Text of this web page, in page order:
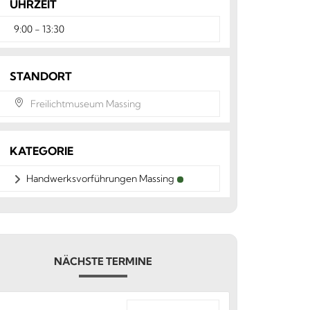
UHRZEIT
9:00 - 13:30
STANDORT
Freilichtmuseum Massing
KATEGORIE
Handwerksvorführungen Massing
NÄCHSTE TERMINE